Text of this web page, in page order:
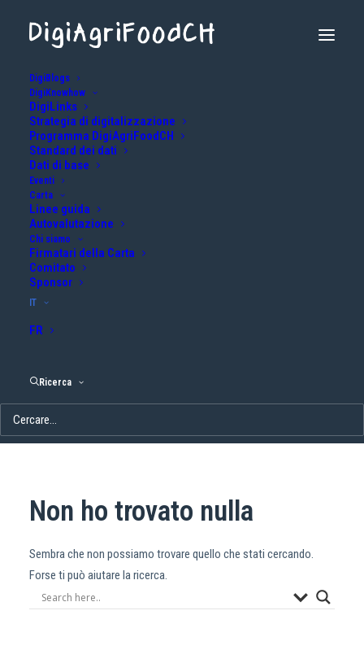
DigiBlogs
DigiKnowhow
DigiLinks
Strategia di digitalizzazione
Programma DigiAgriFoodCH
Standard dei dati
Dati di base
Eventi
Carta
Linee guida
Autovalutazione
Chi siamo
Firmatari della Carta
Comitato
Sponsor
IT
FR
Ricerca
Amministrazione
Warning
/home/clients/b51a480d9447e78983f6f869cbfa2ba0/sites/
content/themes/uncode/vc_templates/
Non ho trovato nulla
Sembra che non possiamo trovare quello che stati cercando.
Forse ti può aiutare la ricerca.